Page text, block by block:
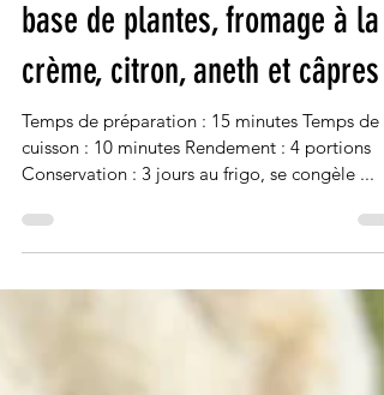
Linguines au saumon fumé à
base de plantes, fromage à la
crème, citron, aneth et câpres
Temps de préparation : 15 minutes Temps de
Conservation : 3 jours au frigo, se congèle ...